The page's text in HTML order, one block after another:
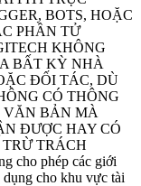
BOTS, HOẶC
PHẦN TỬ
KHÔNG
BẤT KỲ NHÀ
ĐỐI TÁC, DÙ
CÓ THÔNG
VĂN BẢN MÀ
ĐƯỢC HAY CÓ
TRÁCH
cho phép các giới
cho khu vực tài